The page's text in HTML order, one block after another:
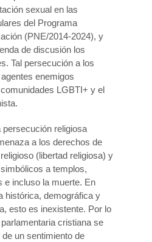
sexual en las
del Programa
(PNE/2014-2024), y
de discusión los
Tal persecución a los
enemigos
LGBTI+ y el
persecución religiosa
a los derechos de
(libertad religiosa) y
a templos,
e incluso la muerte. En
histórica, demográfica y
esto es inexistente. Por lo
cristiana se
un sentimiento de